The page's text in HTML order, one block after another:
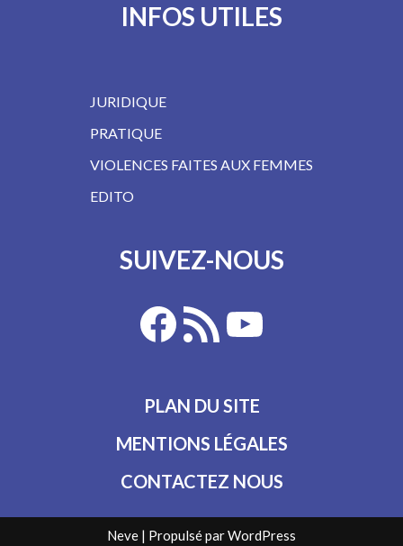
INFOS UTILES
JURIDIQUE
PRATIQUE
VIOLENCES FAITES AUX FEMMES
EDITO
SUIVEZ-NOUS
PLAN DU SITE
MENTIONS LÉGALES
CONTACTEZ NOUS
Neve | Propulsé parWordPress